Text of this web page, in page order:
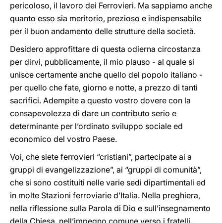
pericoloso, il lavoro dei Ferrovieri. Ma sappiamo anche
quanto esso sia meritorio, prezioso e indispensabile
per il buon andamento delle strutture della società.
Desidero approfittare di questa odierna circostanza
per dirvi, pubblicamente, il mio plauso - al quale si
unisce certamente anche quello del popolo italiano -
per quello che fate, giorno e notte, a prezzo di tanti
sacrifici. Adempite a questo vostro dovere con la
consapevolezza di dare un contributo serio e
determinante per l’ordinato sviluppo sociale ed
economico del vostro Paese.
Voi, che siete ferrovieri “cristiani”, partecipate ai a
gruppi di evangelizzazione”, ai “gruppi di comunità”,
che si sono costituiti nelle varie sedi dipartimentali ed
in molte Stazioni ferroviarie d’Italia. Nella preghiera,
nella riflessione sulla Parola di Dio e sull’insegnamento
della Chiesa, nell’impegno comune verso i fratelli,